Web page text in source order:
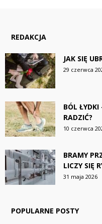
REDAKCJA
JAK SIĘ
29 czerwca
BÓL
RADZIĆ?
10 czerwca
BRAMY
LICZY SIĘ
31 maja 2026
POPULARNE POSTY